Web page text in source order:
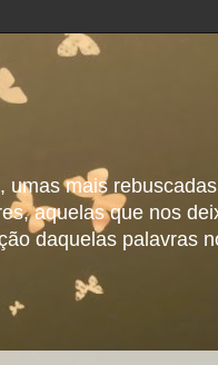
umas mais
aquelas que nos
daquelas palavras